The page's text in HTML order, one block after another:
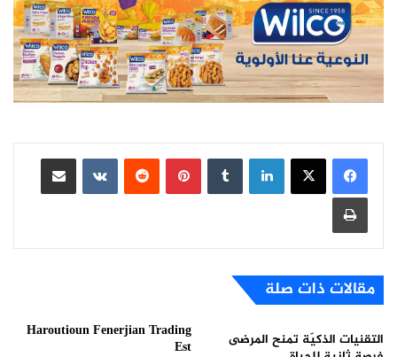
لينكدإن بينتيريست
مشاركة عبر البريد
طباعة
مقالات ذات صلة
التقنيات الذكيّة تمنح المرضى
Haroutioun Fenerjian Trading
Est